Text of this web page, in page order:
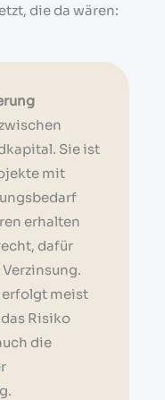
die da wären:
Sie ist
mit
erhalten
dafür
erfolgt meist
Risiko
die